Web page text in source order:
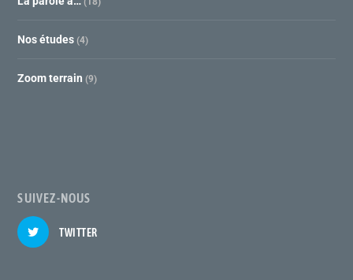
Nos études (4)
Zoom terrain (9)
SUIVEZ-NOUS
TWITTER